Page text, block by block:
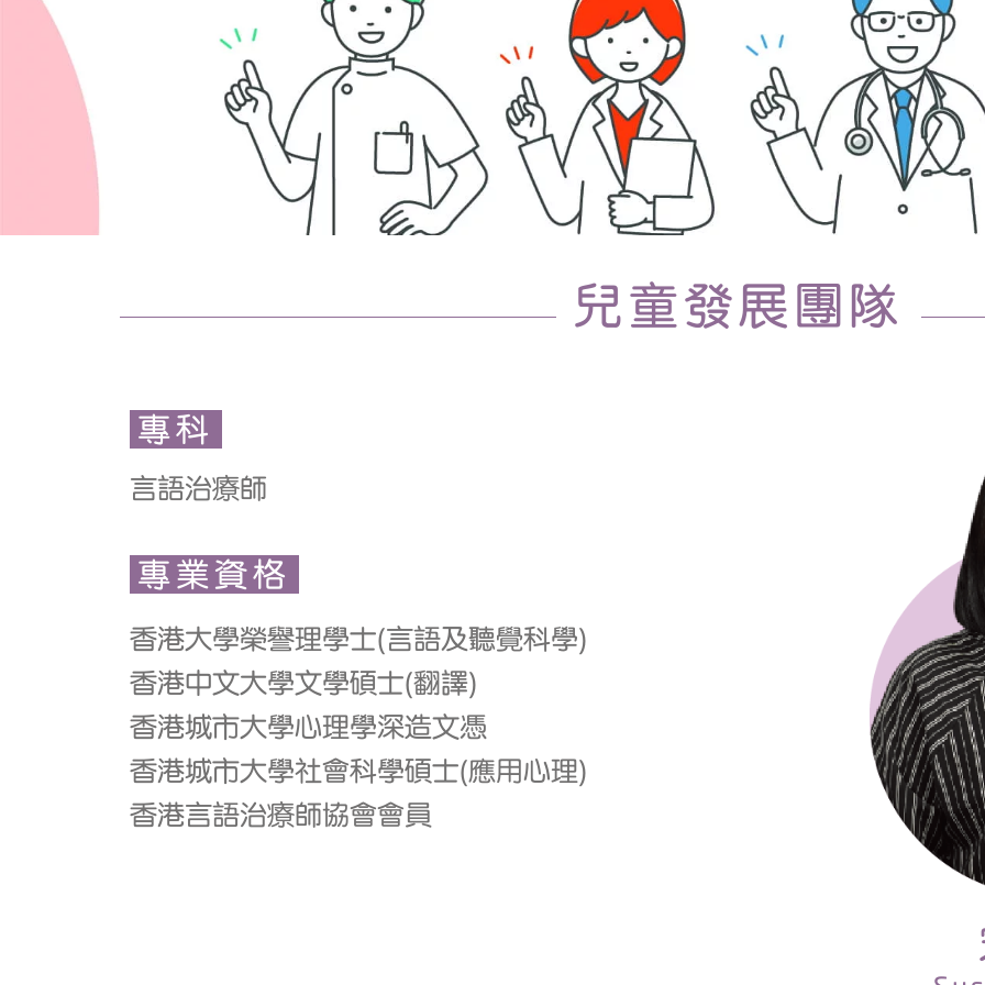
兒童發展團隊
專科
言語治療師
專業資格
香港大學榮譽理學士(言語及聽覺科學)
香港中文大學文學碩士(翻譯)
香港城市大學心理學深造文憑
香港城市大學社會科學碩士(應用心理)
香港言語治療師協會會員